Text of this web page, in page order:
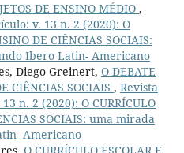
DE ENSINO MÉDIO ,
v. 13 n. 2 (2020): O
DE CIÊNCIAS SOCIAIS:
Ibero Latin- Americano
Diego Greinert, O DEBATE
CIÊNCIAS SOCIAIS , Revista
n. 2 (2020): O CURRÍCULO
SOCIAIS: uma mirada
Americano